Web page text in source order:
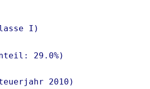
I)
2010)